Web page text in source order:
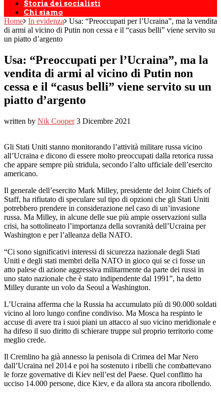
Storia dei socialisti
Chi siamo
Home In evidenza
Usa: “Preoccupati per l’Ucraina”, ma la vendita
di armi al vicino di Putin non cessa e il “casus belli” viene servito su
un piatto d’argento
Usa: “Preoccupati per l’Ucraina”, ma la
vendita di armi al vicino di Putin non
cessa e il “casus belli” viene servito su un
piatto d’argento
written by Nik Cooper 3 Dicembre 2021
Gli Stati Uniti stanno monitorando l’attività militare russa vicino
all’Ucraina e dicono di essere molto preoccupati dalla retorica russa
che appare sempre più stridula, secondo l’alto ufficiale dell’esercito
americano.
Il generale dell’esercito Mark Milley, presidente del Joint Chiefs of
Staff, ha rifiutato di speculare sul tipo di opzioni che gli Stati Uniti
potrebbero prendere in considerazione nel caso di un’invasione
russa. Ma Milley, in alcune delle sue più ampie osservazioni sulla
crisi, ha sottolineato l’importanza della sovranità dell’Ucraina per
Washington e per l’alleanza della NATO.
“Ci sono significativi interessi di sicurezza nazionale degli Stati
Uniti e degli stati membri della NATO in gioco qui se ci fosse un
atto palese di azione aggressiva militarmente da parte dei russi in
uno stato nazionale che è stato indipendente dal 1991”, ha detto
Milley durante un volo da Seoul a Washington.
L’Ucraina afferma che la Russia ha accumulato più di 90.000 soldati
vicino al loro lungo confine condiviso. Ma Mosca ha respinto le
accuse di avere tra i suoi piani un attacco al suo vicino meridionale e
ha difeso il suo diritto di schierare truppe sul proprio territorio come
meglio crede.
Il Cremlino ha già annesso la penisola di Crimea del Mar Nero
dall’Ucraina nel 2014 e poi ha sostenuto i ribelli che combattevano
le forze governative di Kiev nell’est del Paese. Quel conflitto ha
ucciso 14.000 persone, dice Kiev, e da allora sta ancora ribollendo.